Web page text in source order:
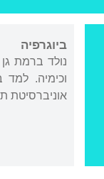
ביוגרפיה
נולד ברמת
וכימיה. למד
אוניברסיטת